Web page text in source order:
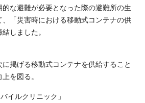
な避難が必要となった際の避難所の生
「災害時における移動式コンテナの供
しました。
掲げる移動式コンテナを供給すること
を図る。
イルクリニック」